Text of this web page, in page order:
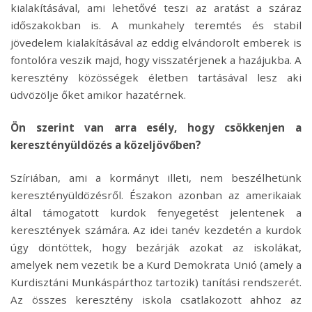
kialakításával, ami lehetővé teszi az aratást a száraz
időszakokban is. A munkahely teremtés és stabil
jövedelem kialakításával az eddig elvándorolt emberek is
fontolóra veszik majd, hogy visszatérjenek a hazájukba. A
keresztény közösségek életben tartásával lesz aki
üdvözölje őket amikor hazatérnek.
Ön szerint van arra esély, hogy csökkenjen a
keresztényüldözés a közeljövőben?
Szíriában, ami a kormányt illeti, nem beszélhetünk
keresztényüldözésről. Északon azonban az amerikaiak
által támogatott kurdok fenyegetést jelentenek a
keresztények számára. Az idei tanév kezdetén a kurdok
úgy döntöttek, hogy bezárják azokat az iskolákat,
amelyek nem vezetik be a Kurd Demokrata Unió (amely a
Kurdisztáni Munkáspárthoz tartozik) tanítási rendszerét.
Az összes keresztény iskola csatlakozott ahhoz az